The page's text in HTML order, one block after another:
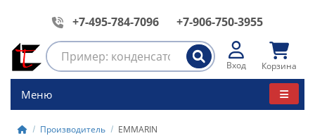
+7-495-784-7096 +7-906-750-3955
Вход Корзина
Меню
Производитель EMMARIN